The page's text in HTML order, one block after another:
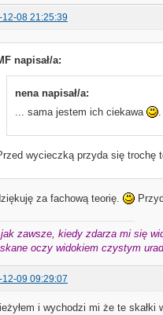
08 21:25:39
napisał/a:
nena napisał/a:
... sama jestem ich ciekawa
.
wycieczką przyda się trochę
za fachową teorię.
zawsze, kiedy zdarza mi się
oczy widokiem czystym
09 09:29:07
i wychodzi mi że te